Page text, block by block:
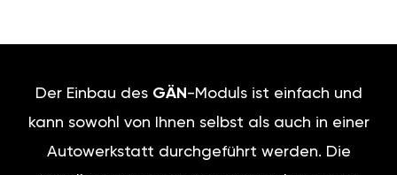
Der Einbau des GÄN -Moduls ist einfach und
kann sowohl von Ihnen selbst als auch in einer
Autowerkstatt durchgeführt werden. Die